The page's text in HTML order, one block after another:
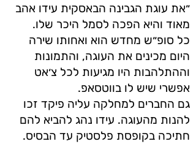
״את עוגת הגבינה הבאסקית עידו אהב
מאוד והיא הפכה לסמל היכר שלו.
כל סופ״ש מחדש הוא ואחותו שירה
היום מכינים את העוגה, והתמונות
וההתלהבות היו מגיעות לכל צ׳אט
אפשרי שיש לו בווטסאפ.
גם החברים למחלקה עליה פיקד זכו
להנות מהעוגה. עידו נהג להביא להם
חתיכה בקופסת פלסטיק עד הבסיס.